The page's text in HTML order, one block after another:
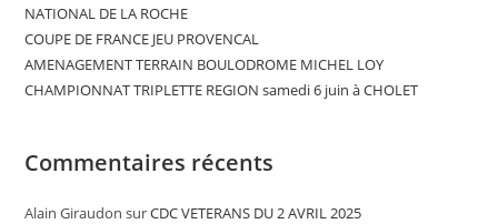
NATIONAL DE LA ROCHE
COUPE DE FRANCE JEU PROVENCAL
AMENAGEMENT TERRAIN BOULODROME MICHEL LOY
CHAMPIONNAT TRIPLETTE REGION samedi 6 juin à CHOLET
Commentaires récents
Alain Giraudon surCDC VETERANS DU 2 AVRIL 2025